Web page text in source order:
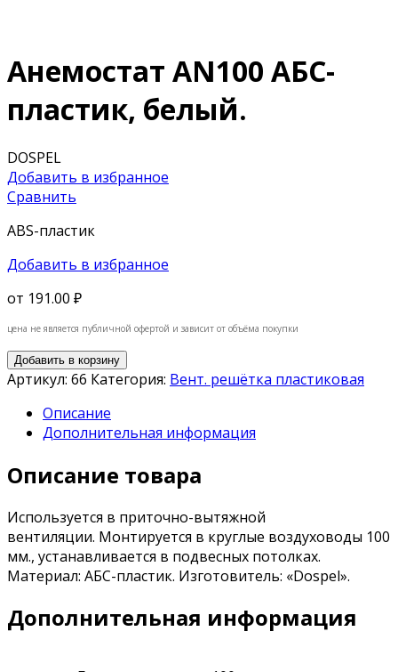
Анемостат AN100 АБС-
пластик, белый.
DOSPEL
Добавить в избранное
Сравнить
ABS-пластик
Добавить в избранное
от 191.00 ₽
цена не является публичной офертой и зависит от объёма покупки
Добавить в корзину
Артикул: 66 Категория: Вент. решётка пластиковая
Описание
Дополнительная информация
Описание товара
Используется в приточно-вытяжной
вентиляции. Монтируется в круглые воздуховоды 100
мм., устанавливается в подвесных потолках.
Материал: АБС-пластик. Изготовитель: «Dospel».
Дополнительная информация